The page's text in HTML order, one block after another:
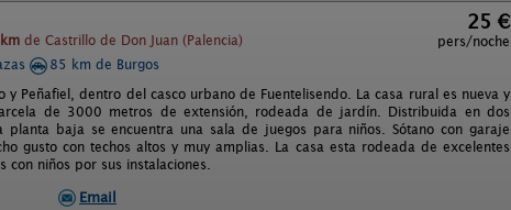
de Castrillo de Don Juan (Palencia)
25 €
pers/noche
85 km de Burgos
Peñafiel, dentro del casco urbano de Fuentelisendo. La casa rural es nueva y
de 3000 metros de extensión, rodeada de jardín. Distribuida en dos
baja se encuentra una sala de juegos para niños. Sótano con garaje
gusto con techos altos y muy amplias. La casa esta rodeada de excelentes
niños por sus instalaciones.
Email